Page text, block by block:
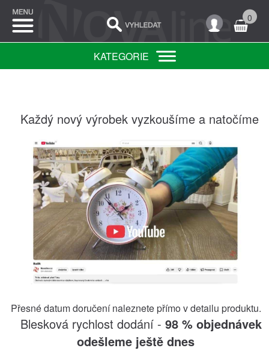
0
KATEGORIE
Každý nový výrobek vyzkoušíme a natočíme
Přesné datum doručení naleznete přímo v detailu produktu.
Blesková rychlost dodání -98 % objednávek
odešleme ještě dnes